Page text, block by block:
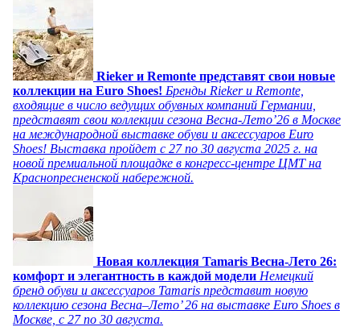
Rieker и Remonte представят свои новые
коллекции на Euro Shoes! Бренды Rieker и Remonte,
входящие в число ведущих обувных компаний Германии,
представят свои коллекции сезона Весна-Лето’26 в Москве
на международной выставке обуви и аксессуаров Euro
Shoes! Выставка пройдет c 27 по 30 августа 2025 г. на
новой премиальной площадке в конгресс-центре ЦМТ на
Краснопресненской набережной.
Новая коллекция Tamaris Весна-Лето 26:
комфорт и элегантность в каждой модели Немецкий
бренд обуви и аксессуаров Tamaris представит новую
коллекцию сезона Весна–Лето’ 26 на выставке Euro Shoes в
Москве, с 27 по 30 августа.